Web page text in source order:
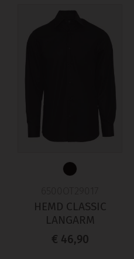
HEMD CLASSIC
LANGARM
€ 46,90